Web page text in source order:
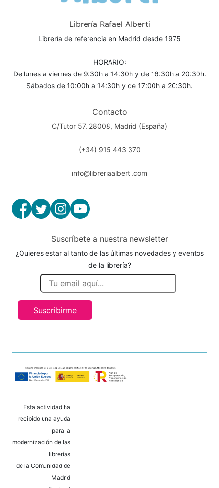
Librería Rafael Alberti
Librería de referencia en Madrid desde 1975
HORARIO:
De lunes a viernes de 9:30h a 14:30h y de 16:30h a 20:30h.
Sábados de 10:00h a 14:30h y de 17:00h a 20:30h.
Contacto
C/Tutor 57. 28008, Madrid (España)
(+34) 915 443 370
info@libreriaalberti.com
Suscríbete a nuestra newsletter
¿Quieres estar al tanto de las últimas novedades y eventos
de la librería?
Suscribirme
Esta actividad ha
recibido una ayuda
para la
modernización de las
librerías
de la Comunidad de
Madrid